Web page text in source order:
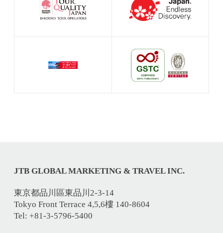
JTB GLOBAL MARKETING & TRAVEL INC.
東京都品川區東品川2-3-14
Tokyo Front Terrace 4,5,6樓 140-8604
Tel: +81-3-5796-5400